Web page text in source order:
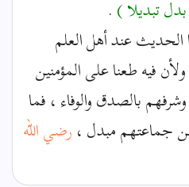
تبديلا ).
الحديث عند أهل العلم
فيه طعنا على المؤمنين
بالصدق والوفاء ، فما
جماعتهم مبدل ،رضي الله